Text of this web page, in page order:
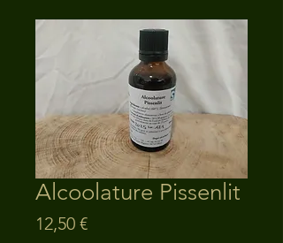
Alcoolature Pissenlit
12,50 €Prix